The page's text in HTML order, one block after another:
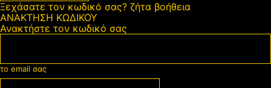
Ξεχάσατε τον κωδικό σας? ζήτα βοήθεια
ΑΝΑΚΤΗΣΗ ΚΩΔΙΚΟΥ
Ανακτήστε τον κωδικό σας
το email σας